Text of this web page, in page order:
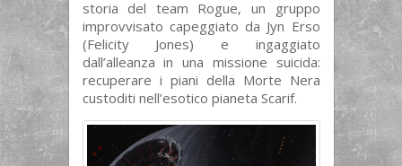
storia del team Rogue, un gruppo
improvvisato capeggiato da Jyn Erso
(Felicity Jones) e ingaggiato
dall’alleanza in una missione suicida:
recuperare i piani della Morte Nera
custoditi nell’esotico pianeta Scarif.